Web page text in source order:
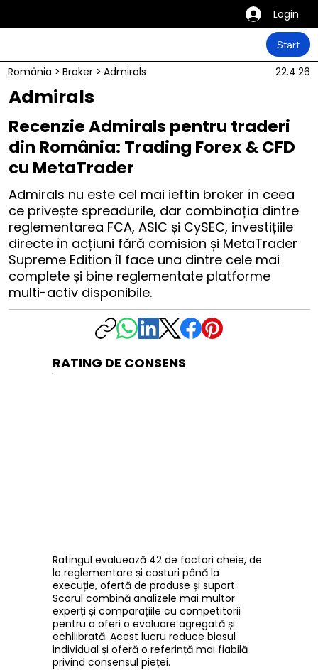
Login
Start
România > Broker > Admirals 22.4.26
Admirals
Recenzie Admirals pentru traderi
din România: Trading Forex & CFD
cu MetaTrader
Admirals nu este cel mai ieftin broker în ceea
ce privește spreadurile, dar combinația dintre
reglementarea FCA, ASIC și CySEC, investițiile
directe în acțiuni fără comision și MetaTrader
Supreme Edition îl face una dintre cele mai
complete și bine reglementate platforme
multi-activ disponibile.
RATING DE CONSENS
Ratingul evaluează 42 de factori cheie, de
la reglementare și costuri până la
execuție, ofertă de produse și suport.
Scorul combină analizele mai multor
experți și comparațiile cu competitorii
pentru a oferi o evaluare agregată și
echilibrată. Acest lucru reduce biasul
individual și oferă o referință mai fiabilă
privind consensul pieței.